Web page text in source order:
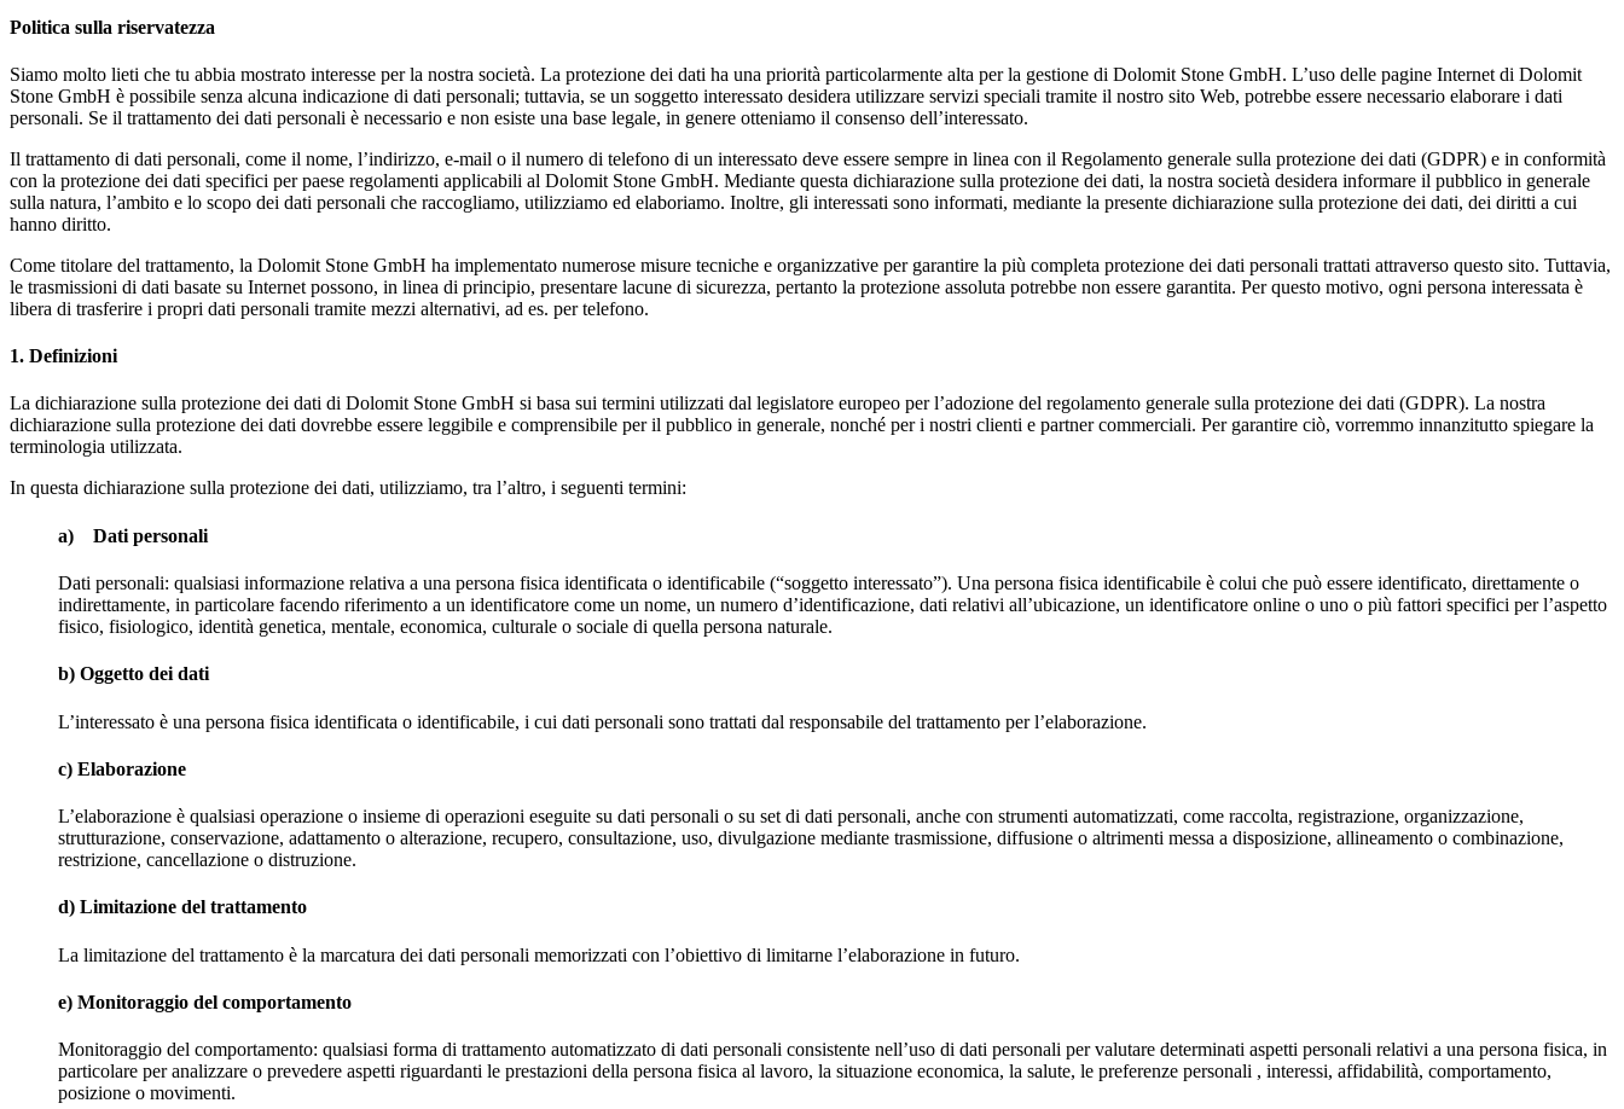
Politica sulla riservatezza
Siamo molto lieti che tu abbia mostrato interesse per la nostra società. La protezione dei dati ha una priorità particolarmente alta per la gestione di Dolomit Stone GmbH. L’uso delle pagine Internet di Dolomit
Stone GmbH è possibile senza alcuna indicazione di dati personali; tuttavia, se un soggetto interessato desidera utilizzare servizi speciali tramite il nostro sito Web, potrebbe essere necessario elaborare i dati
personali. Se il trattamento dei dati personali è necessario e non esiste una base legale, in genere otteniamo il consenso dell’interessato.
Il trattamento di dati personali, come il nome, l’indirizzo, e-mail o il numero di telefono di un interessato deve essere sempre in linea con il Regolamento generale sulla protezione dei dati (GDPR) e in conformità
con la protezione dei dati specifici per paese regolamenti applicabili al Dolomit Stone GmbH. Mediante questa dichiarazione sulla protezione dei dati, la nostra società desidera informare il pubblico in generale
sulla natura, l’ambito e lo scopo dei dati personali che raccogliamo, utilizziamo ed elaboriamo. Inoltre, gli interessati sono informati, mediante la presente dichiarazione sulla protezione dei dati, dei diritti a cui
hanno diritto.
Come titolare del trattamento, la Dolomit Stone GmbH ha implementato numerose misure tecniche e organizzative per garantire la più completa protezione dei dati personali trattati attraverso questo sito. Tuttavia,
le trasmissioni di dati basate su Internet possono, in linea di principio, presentare lacune di sicurezza, pertanto la protezione assoluta potrebbe non essere garantita. Per questo motivo, ogni persona interessata è
libera di trasferire i propri dati personali tramite mezzi alternativi, ad es. per telefono.
1. Definizioni
La dichiarazione sulla protezione dei dati di Dolomit Stone GmbH si basa sui termini utilizzati dal legislatore europeo per l’adozione del regolamento generale sulla protezione dei dati (GDPR). La nostra
dichiarazione sulla protezione dei dati dovrebbe essere leggibile e comprensibile per il pubblico in generale, nonché per i nostri clienti e partner commerciali. Per garantire ciò, vorremmo innanzitutto spiegare la
terminologia utilizzata.
In questa dichiarazione sulla protezione dei dati, utilizziamo, tra l’altro, i seguenti termini:
a) Dati personali
Dati personali: qualsiasi informazione relativa a una persona fisica identificata o identificabile (“soggetto interessato”). Una persona fisica identificabile è colui che può essere identificato, direttamente o
indirettamente, in particolare facendo riferimento a un identificatore come un nome, un numero d’identificazione, dati relativi all’ubicazione, un identificatore online o uno o più fattori specifici per l’aspetto
fisico, fisiologico, identità genetica, mentale, economica, culturale o sociale di quella persona naturale.
b) Oggetto dei dati
L’interessato è una persona fisica identificata o identificabile, i cui dati personali sono trattati dal responsabile del trattamento per l’elaborazione.
c) Elaborazione
L’elaborazione è qualsiasi operazione o insieme di operazioni eseguite su dati personali o su set di dati personali, anche con strumenti automatizzati, come raccolta, registrazione, organizzazione,
strutturazione, conservazione, adattamento o alterazione, recupero, consultazione, uso, divulgazione mediante trasmissione, diffusione o altrimenti messa a disposizione, allineamento o combinazione,
restrizione, cancellazione o distruzione.
d) Limitazione del trattamento
La limitazione del trattamento è la marcatura dei dati personali memorizzati con l’obiettivo di limitarne l’elaborazione in futuro.
e) Monitoraggio del comportamento
Monitoraggio del comportamento: qualsiasi forma di trattamento automatizzato di dati personali consistente nell’uso di dati personali per valutare determinati aspetti personali relativi a una persona fisica, in
particolare per analizzare o prevedere aspetti riguardanti le prestazioni della persona fisica al lavoro, la situazione economica, la salute, le preferenze personali , interessi, affidabilità, comportamento,
posizione o movimenti.